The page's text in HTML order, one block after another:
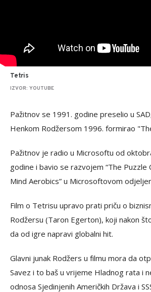
Tetris
IZVOR: YOUTUBE
Pažitnov se 1991. godine preselio u
Henkom Rodžersom 1996. formirao
Pažitnov je radio u Microsoftu od
godine i bavio se razvojem “The Puzzle
Mind Aerobics” u Microsoftovom
Film o Tetrisu upravo prati priču o
Rodžersu (Taron Egerton), koji nakon
da od igre napravi globalni hit.
Glavni junak Rodžers u filmu mora da
Savez i to baš u vrijeme Hladnog rata i
odnosa Sjedinjenih Američkih Država i